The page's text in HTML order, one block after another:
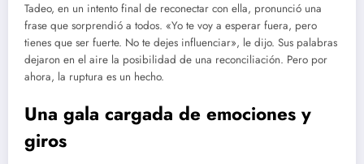
Tadeo, en un intento final de reconectar con ella, pronunció una
frase que sorprendió a todos. «Yo te voy a esperar fuera, pero
tienes que ser fuerte. No te dejes influenciar», le dijo. Sus palabras
dejaron en el aire la posibilidad de una reconciliación. Pero por
ahora, la ruptura es un hecho.
Una gala cargada de emociones y
giros